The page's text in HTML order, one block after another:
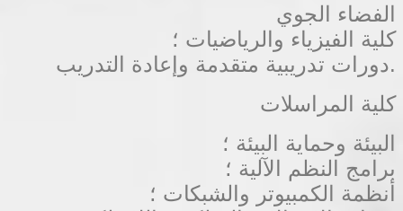
الفضاء الجوي
كلية الفيزياء والرياضيات ؛
دورات تدريبية متقدمة وإعادة التدريب.
كلية المراسلات
البيئة وحماية البيئة ؛
برامج النظم الآلية ؛
أنظمة الكمبيوتر والشبكات ؛